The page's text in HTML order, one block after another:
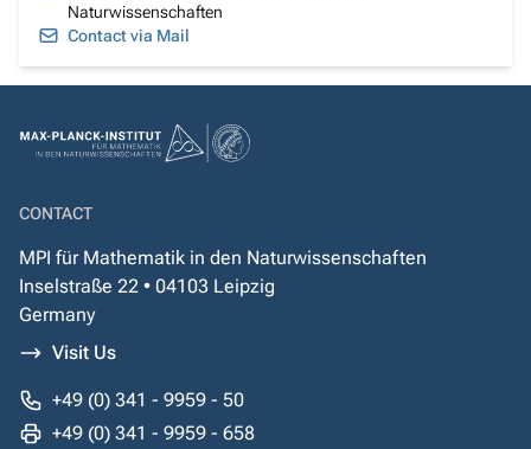
Naturwissenschaften
Contact via Mail
CONTACT
MPI für Mathematik in den Naturwissenschaften
Inselstraße 22 • 04103 Leipzig
Germany
Visit Us
+49 (0) 341 - 9959 - 50
+49 (0) 341 - 9959 - 658